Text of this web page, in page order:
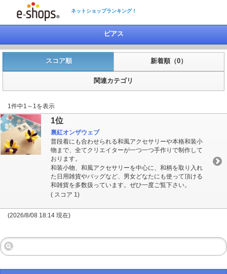
ネットショップランキング！
ピアス
スコア順 新着順（0）
関連カテゴリ
1件中1～1を表示
1位
裏紅オンザウェブ
普段着にも合わせられる和風アクセサリーや本格和装小
物まで、全てクリエイターが一つ一つ手作りで制作して
おります。
和装小物、和風アクセサリーを中心に、和柄を取り入れ
た日用雑貨やバッグなど、男女どなたにも使って頂ける
和雑貨を多数扱っています。ぜひ一度ご覧下さい。
( スコア 1)
(2026/8/08 18:14 現在)